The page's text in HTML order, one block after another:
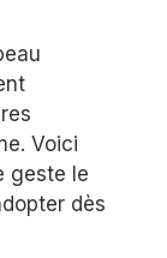
Voici
geste le
dès